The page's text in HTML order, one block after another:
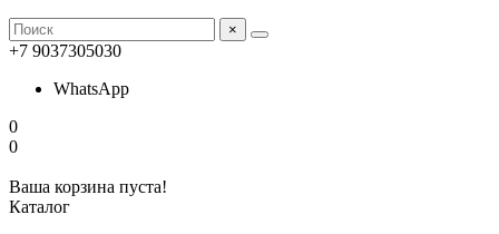
×
+7 9037305030
WhatsApp
0
0
Ваша корзина пуста!
Каталог